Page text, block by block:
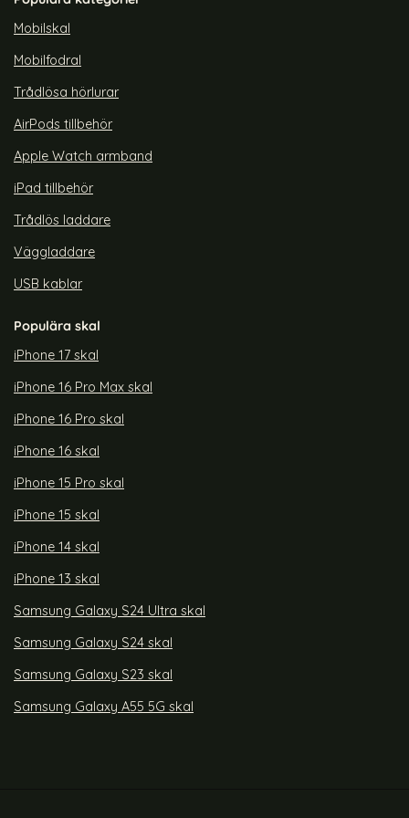
99 krtidigare pris
299 kr
Tillgänglighet:
Lagervara
Mobilskal
Mobilfodral
Trådlösa hörlurar
AirPods tillbehör
Apple Watch armband
iPad tillbehör
Trådlös laddare
Väggladdare
USB kablar
Populära skal
iPhone 17 skal
iPhone 16 Pro Max skal
iPhone 16 Pro skal
iPhone 16 skal
iPhone 15 Pro skal
iPhone 15 skal
iPhone 14 skal
iPhone 13 skal
Samsung Galaxy S24 Ultra skal
Samsung Galaxy S24 skal
Samsung Galaxy S23 skal
Samsung Galaxy A55 5G skal